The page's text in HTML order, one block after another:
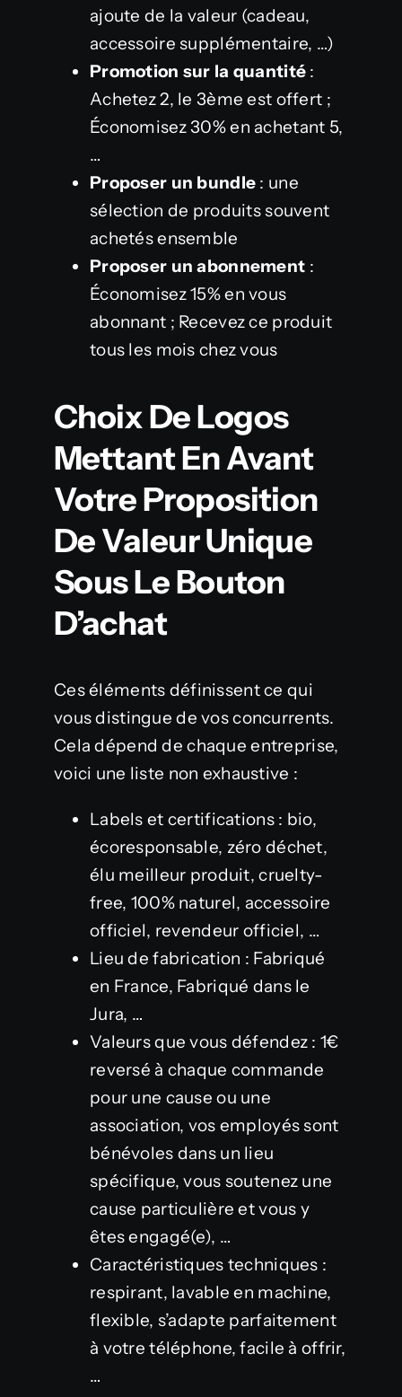
ajoute de la valeur (cadeau,
accessoire supplémentaire, …)
Promotion sur la quantité :
Achetez 2, le 3ème est offert ;
Économisez 30% en achetant 5,
…
Proposer un bundle : une
sélection de produits souvent
achetés ensemble
Proposer un abonnement :
Économisez 15% en vous
abonnant ; Recevez ce produit
tous les mois chez vous
Choix De Logos
Mettant En Avant
Votre Proposition
De Valeur Unique
Sous Le Bouton
D’achat
Ces éléments définissent ce qui
vous distingue de vos concurrents.
Cela dépend de chaque entreprise,
voici une liste non exhaustive :
Labels et certifications : bio,
écoresponsable, zéro déchet,
élu meilleur produit, cruelty-
free, 100% naturel, accessoire
officiel, revendeur officiel, …
Lieu de fabrication : Fabriqué
en France, Fabriqué dans le
Jura, …
Valeurs que vous défendez : 1€
reversé à chaque commande
pour une cause ou une
association, vos employés sont
bénévoles dans un lieu
spécifique, vous soutenez une
cause particulière et vous y
êtes engagé(e), …
Caractéristiques techniques :
respirant, lavable en machine,
flexible, s’adapte parfaitement
à votre téléphone, facile à offrir,
…